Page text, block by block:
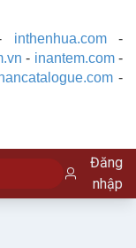
inthenhua.com-
- inantem.com-
-